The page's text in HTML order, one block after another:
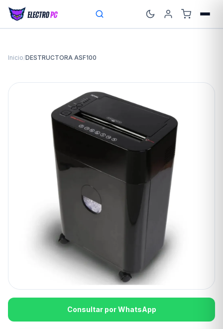
Inicio/DESTRUCTORA ASF100
Consultar por WhatsApp